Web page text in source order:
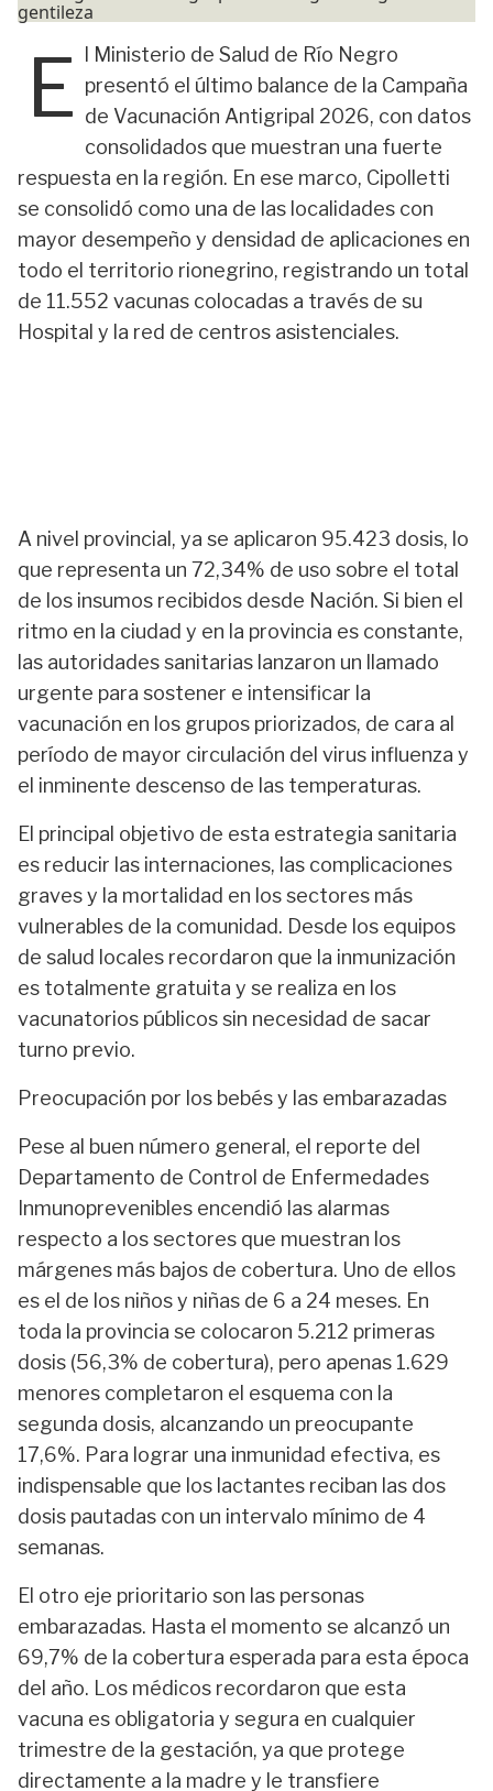
gentileza
E
l Ministerio de Salud de Río Negro
presentó el último balance de la Campaña
de Vacunación Antigripal 2026, con datos
consolidados que muestran una fuerte
respuesta en la región. En ese marco, Cipolletti
se consolidó como una de las localidades con
mayor desempeño y densidad de aplicaciones en
todo el territorio rionegrino, registrando un total
de 11.552 vacunas colocadas a través de su
Hospital y la red de centros asistenciales.
A nivel provincial, ya se aplicaron 95.423 dosis, lo
que representa un 72,34% de uso sobre el total
de los insumos recibidos desde Nación. Si bien el
ritmo en la ciudad y en la provincia es constante,
las autoridades sanitarias lanzaron un llamado
urgente para sostener e intensificar la
vacunación en los grupos priorizados, de cara al
período de mayor circulación del virus influenza y
el inminente descenso de las temperaturas.
El principal objetivo de esta estrategia sanitaria
es reducir las internaciones, las complicaciones
graves y la mortalidad en los sectores más
vulnerables de la comunidad. Desde los equipos
de salud locales recordaron que la inmunización
es totalmente gratuita y se realiza en los
vacunatorios públicos sin necesidad de sacar
turno previo.
Preocupación por los bebés y las embarazadas
Pese al buen número general, el reporte del
Departamento de Control de Enfermedades
Inmunoprevenibles encendió las alarmas
respecto a los sectores que muestran los
márgenes más bajos de cobertura. Uno de ellos
es el de los niños y niñas de 6 a 24 meses. En
toda la provincia se colocaron 5.212 primeras
dosis (56,3% de cobertura), pero apenas 1.629
menores completaron el esquema con la
segunda dosis, alcanzando un preocupante
17,6%. Para lograr una inmunidad efectiva, es
indispensable que los lactantes reciban las dos
dosis pautadas con un intervalo mínimo de 4
semanas.
El otro eje prioritario son las personas
embarazadas. Hasta el momento se alcanzó un
69,7% de la cobertura esperada para esta época
del año. Los médicos recordaron que esta
vacuna es obligatoria y segura en cualquier
trimestre de la gestación, ya que protege
directamente a la madre y le transfiere